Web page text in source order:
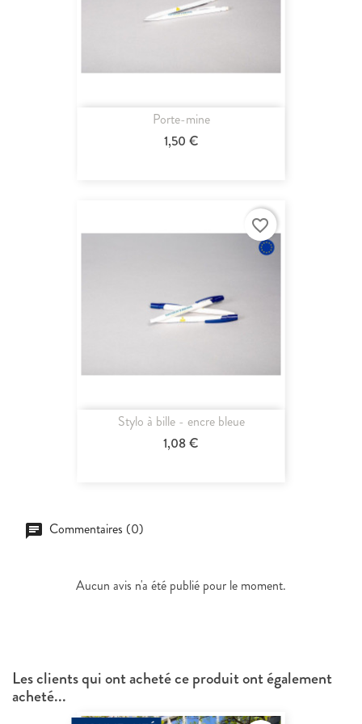
Porte-mine
1,50 €
Stylo à bille - encre bleue
1,08 €
favorite_border
Commentaires (0)
Aucun avis n'a été publié pour le moment.
Les clients qui ont acheté ce produit ont également
acheté...